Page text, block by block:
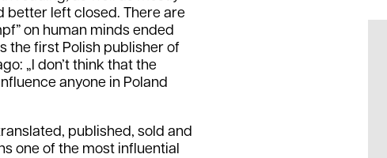
better left closed. There are
on human minds ended
the first Polish publisher of
„I don’t think that the
anyone in Poland
published, sold and
one of the most influential